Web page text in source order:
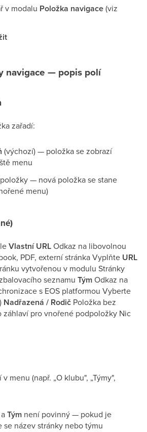
v modalu Položka navigace(viz
navigace — popis polí
zařadí:
(výchozí) — položka se zobrazí
menu
— nová položka se stane
menu)
Vlastní URLOdkaz na libovolnou
PDF, externí stránka Vyplňte URL
vytvořenou v modulu Stránky
seznamu TýmOdkaz na
s EOS platformou Vyberte
Nadřazená / Rodič Položka bez
pro vnořené podpoložky Nic
menu (např. „O klubu", „Týmy",
aTým není povinný — pokud je
se název stránky nebo týmu